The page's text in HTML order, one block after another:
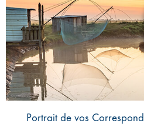
Portrait de vos